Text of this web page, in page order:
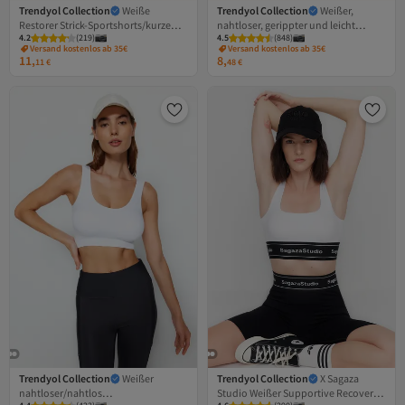
Trendyol Collection
Weiße
Restorer Strick-Sportshorts/kurze
Leggings TWOSS21SR0545
4.2 (219)
Versand kostenlos ab 35€
11,11€
Trendyol Collection
Weißer,
nahtloser, gerippter und leicht
stützender/formgebender
gestrickter Sport-BH TWOSS21SS0024
4.5 (848)
Versand kostenlos ab 35€
8,48€
Trendyol Collection
Weißer
nahtloser/nahtlos
Trendyol Collection
X Sagaza
Studio Weißer Supportive Recovery